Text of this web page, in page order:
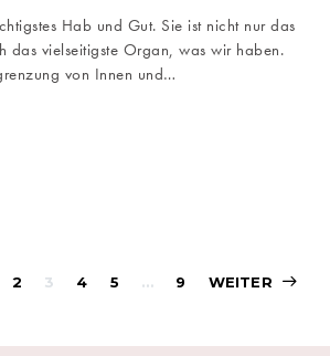
Hab und Gut. Sie ist nicht nur das
das vielseitigste Organ, was wir haben.
von Innen und…
2 3 4 5 … 9 WEITER